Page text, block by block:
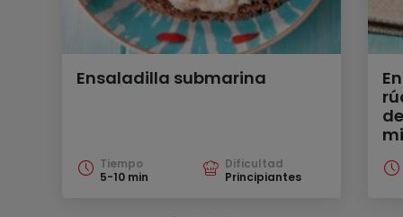
Ensaladilla submarina
Tiempo
5-10 min
Dificultad
Principiantes